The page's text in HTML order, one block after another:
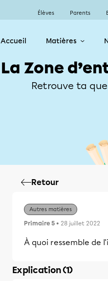
Élèves Parents
Accueil Matières
La Zone
Retrouve ta
Retour
Autres matières
Primaire 5 • 28 juillet 2022
À quoi ressemble de
Explication (1)